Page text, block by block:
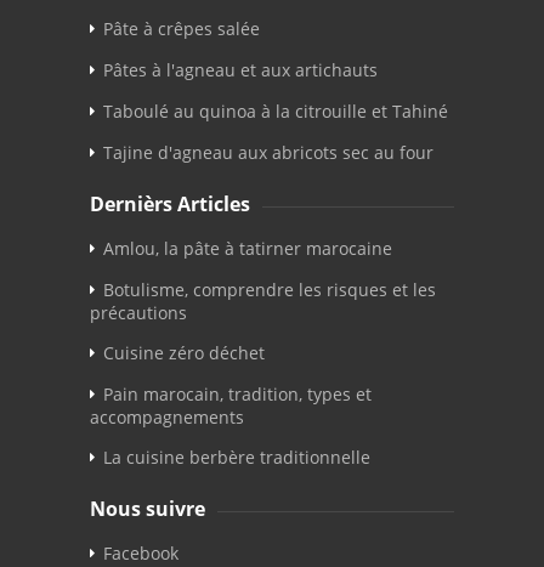
Pâte à crêpes salée
Pâtes à l'agneau et aux artichauts
Taboulé au quinoa à la citrouille et Tahiné
Tajine d'agneau aux abricots sec au four
Dernièrs Articles
Amlou, la pâte à tatirner marocaine
Botulisme, comprendre les risques et les
précautions
Cuisine zéro déchet
Pain marocain, tradition, types et
accompagnements
La cuisine berbère traditionnelle
Nous suivre
Facebook